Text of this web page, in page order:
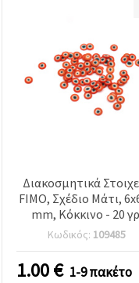
Διακοσμητικά
FIMO, Σχέδιο Μάτι,
mm, Κόκκινο - 20
Κωδικός: 109485
1.00€ 1-9 πακέτο